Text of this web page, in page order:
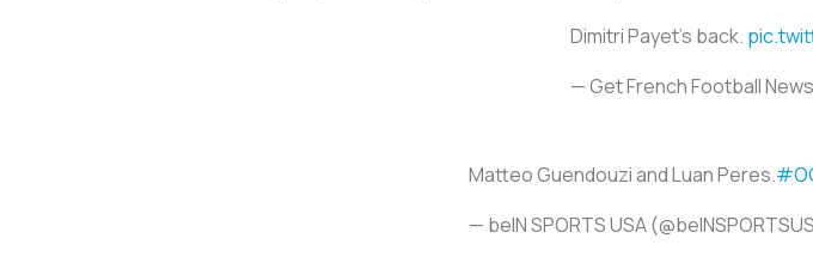
Dimitri Payet's back.
— Get French Football News
Matteo Guendouzi and Luan Peres.
— beIN SPORTS USA